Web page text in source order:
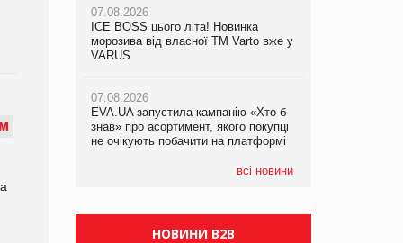
М
07.08.2026
ICE BOSS цього літа! Новинка
морозива від власної ТМ Varto вже у
VARUS
07.08.2026
EVA.UA запустила кампанію «Хто б
знав» про асортимент, якого покупці
не очікують побачити на платформі
всі новини
06.08.2026
Смачна новинка для хвостатих: у
VARUS з’явилися паучі Varto Paw
05.08.2026
Мережа супермаркетів VARUS купує
мережу магазинів формату
компанія налічуватиме 374 магазини
07.08.2026
Франція заборонила рекламні дзвінки
НОВИНИ B2B